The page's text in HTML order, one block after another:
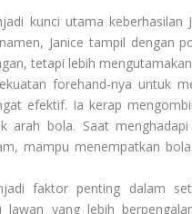
kunci utama keberhasilan
Janice tampil dengan
tetapi lebih
forehand-nya untuk
efektif. Ia kerap
bola. Saat
mampu menempatkan
faktor penting dalam
yang lebih